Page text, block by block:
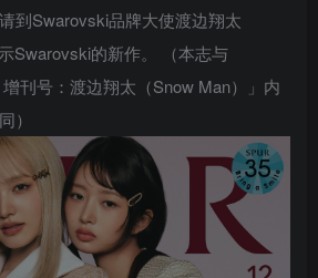
到Swarovski品牌大使渡边翔太
Swarovski的新作。 （本志与
增刊号：渡边翔太（Snow Man）」内
）